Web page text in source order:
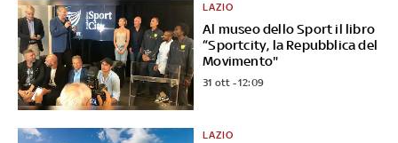
Al museo dello Sport il libro
“Sportcity, la Repubblica del
Movimento"
LAZIO
31 ott - 12:09
LAZIO